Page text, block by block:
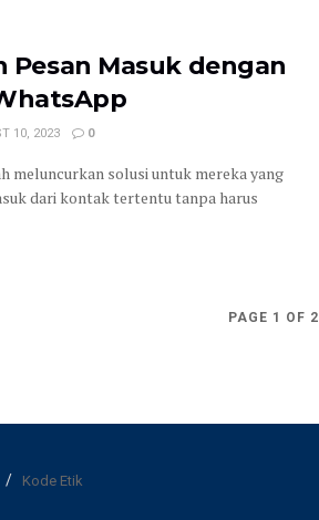
Pesan Masuk dengan
10, 2023 0
meluncurkan solusi untuk mereka yang
dari kontak tertentu tanpa harus
PAGE 1 OF 2
Kode Etik